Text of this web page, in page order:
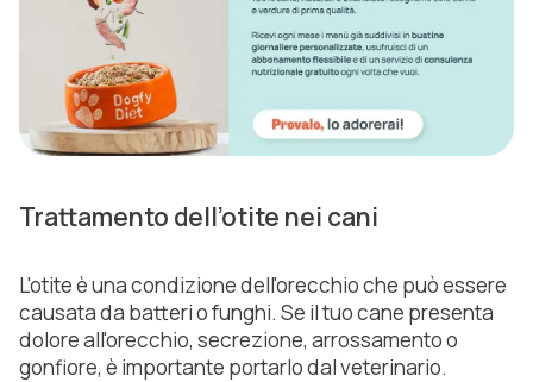
Trattamento dell’otite nei cani
L'otite è una condizione dell'orecchio che può essere
causata da batteri o funghi. Se il tuo cane presenta
dolore all'orecchio, secrezione, arrossamento o
gonfiore, è importante portarlo dal veterinario.